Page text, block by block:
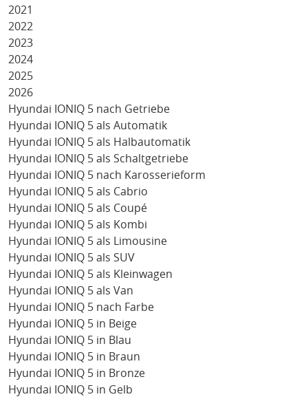
2021
2022
2023
2024
2025
2026
Hyundai IONIQ 5 nach Getriebe
Hyundai IONIQ 5 als Automatik
Hyundai IONIQ 5 als Halbautomatik
Hyundai IONIQ 5 als Schaltgetriebe
Hyundai IONIQ 5 nach Karosserieform
Hyundai IONIQ 5 als Cabrio
Hyundai IONIQ 5 als Coupé
Hyundai IONIQ 5 als Kombi
Hyundai IONIQ 5 als Limousine
Hyundai IONIQ 5 als SUV
Hyundai IONIQ 5 als Kleinwagen
Hyundai IONIQ 5 als Van
Hyundai IONIQ 5 nach Farbe
Hyundai IONIQ 5 in Beige
Hyundai IONIQ 5 in Blau
Hyundai IONIQ 5 in Braun
Hyundai IONIQ 5 in Bronze
Hyundai IONIQ 5 in Gelb